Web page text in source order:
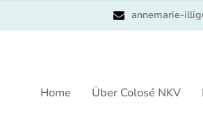
annemarie-
Home Über Colosé NKV